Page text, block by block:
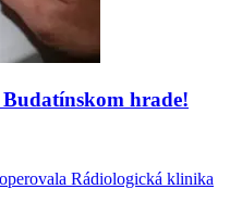
Budatínskom hrade!